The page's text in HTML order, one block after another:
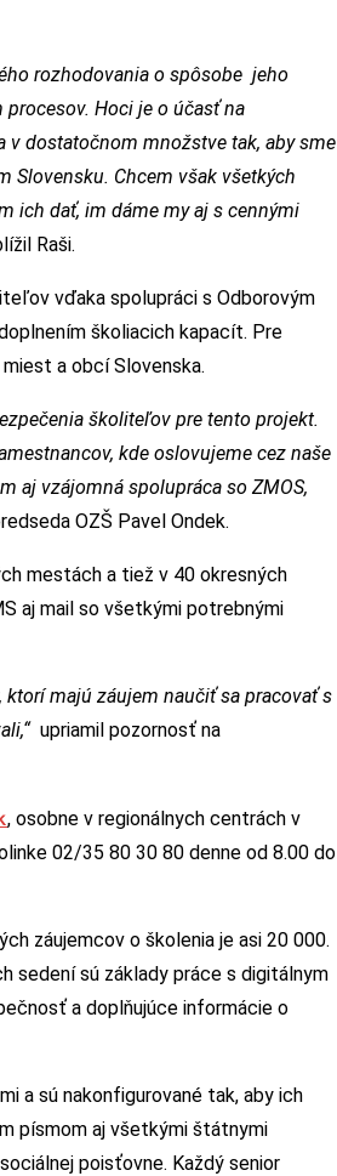
rozhodovania o spôsobe jeho
Hoci je o účasť na
dostatočnom množstve tak, aby sme
Slovensku. Chcem však všetkých
ich dať, im dáme my aj s cennými
Raši.
vďaka spolupráci s Odborovým
školiacich kapacít. Pre
a obcí Slovenska.
školiteľov pre tento projekt.
kde oslovujeme cez naše
aj vzájomná spolupráca so ZMOS,
OZŠ Pavel Ondek.
mestách a tiež v 40 okresných
aj mail so všetkými potrebnými
ktorí majú záujem naučiť sa pracovať s
upriamil pozornosť na
, osobne v regionálnych centrách v
02/35 80 30 80 denne od 8.00 do
záujemcov o školenia je asi 20 000.
sedení sú základy práce s digitálnym
a doplňujúce informácie o
a sú nakonfigurované tak, aby ich
písmom aj všetkými štátnymi
poisťovne. Každý senior